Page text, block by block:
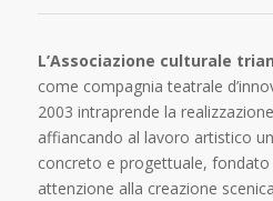
L’Associazione culturale
come compagnia teatrale
2003 intraprende la
affiancando al lavoro artistico
concreto e progettuale,
attenzione alla creazione